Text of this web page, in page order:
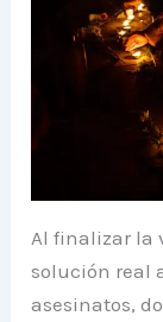
Al finalizar la
solución real
asesinatos,